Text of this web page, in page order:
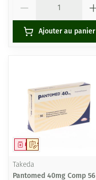
Ajouter au panier
Sur prescription
Médicament
Takeda
Pantomed 40mg Comp 56